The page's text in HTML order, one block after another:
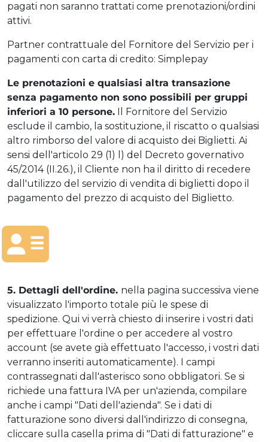
pagati non saranno trattati come prenotazioni/ordini
attivi.
Partner contrattuale del Fornitore del Servizio per i
pagamenti con carta di credito: Simplepay
Le prenotazioni e qualsiasi altra transazione
senza pagamento non sono possibili per gruppi
inferiori a 10 persone. Il Fornitore del Servizio
esclude il cambio, la sostituzione, il riscatto o qualsiasi
altro rimborso del valore di acquisto dei Biglietti. Ai
sensi dell'articolo 29 (1) l) del Decreto governativo
45/2014 (II.26.), il Cliente non ha il diritto di recedere
dall'utilizzo del servizio di vendita di biglietti dopo il
pagamento del prezzo di acquisto del Biglietto.
5. Dettagli dell'ordine. nella pagina successiva viene
visualizzato l'importo totale più le spese di
spedizione. Qui vi verrà chiesto di inserire i vostri dati
per effettuare l'ordine o per accedere al vostro
account (se avete già effettuato l'accesso, i vostri dati
verranno inseriti automaticamente). I campi
contrassegnati dall'asterisco sono obbligatori. Se si
richiede una fattura IVA per un'azienda, compilare
anche i campi "Dati dell'azienda". Se i dati di
fatturazione sono diversi dall'indirizzo di consegna,
cliccare sulla casella prima di "Dati di fatturazione" e